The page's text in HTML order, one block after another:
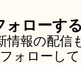
ォローす
情報の配
ォローし